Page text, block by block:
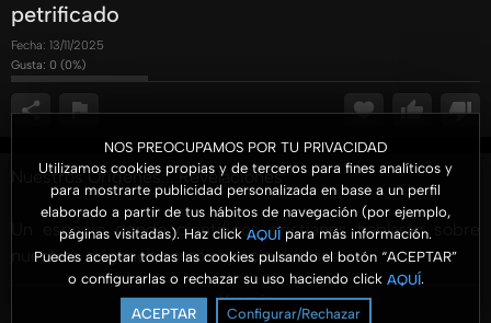
NOS PREOCUPAMOS POR TU PRIVACIDAD
Utilizamos cookies propias y de terceros para fines analíticos y
para mostrarte publicidad personalizada en base a un perfil
elaborado a partir de tus hábitos de navegación (por ejemplo,
páginas visitadas). Haz click AQUÍ para más información.
Puedes aceptar todas las cookies pulsando el botón “ACEPTAR”
o configurarlas o rechazar su uso haciendo click AQUÍ.
ACEPTAR Configurar/Rechazar
petrificado
Fecha: 13/11/2025
Gusta: 0 (0%)
Nuestros Orígenes... Revelaciones
Un espacio donde científicos cristianos hablarán sobre
nuestros orígenes como especie humana.
Kakenkorani, forma parte del patrimonio geológico,
Ver más